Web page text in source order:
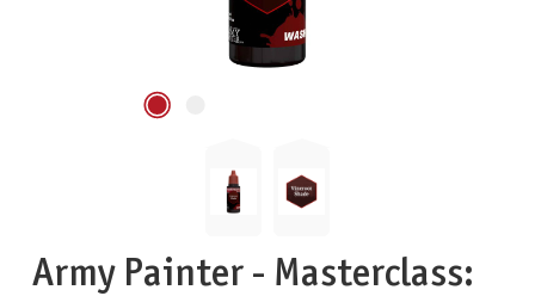
Army Painter - Masterclass: